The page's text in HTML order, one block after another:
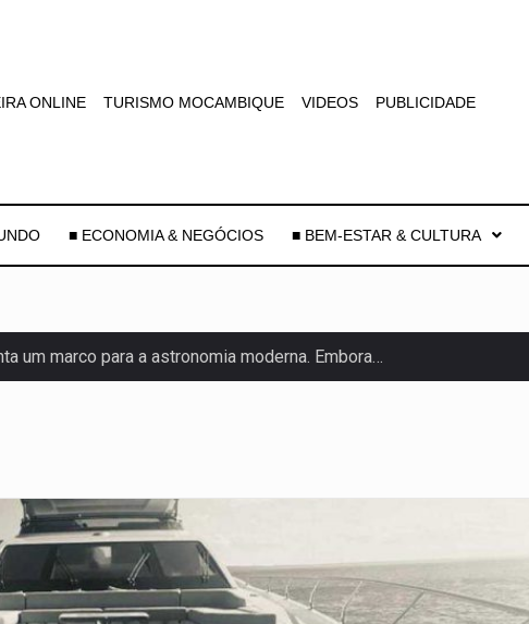
ONLINE TURISMO MOCAMBIQUE VIDEOS PUBLICIDADE
■ ECONOMIA & NEGÓCIOS ■ BEM-ESTAR & CULTURA
um marco para a astronomia moderna. Embora…
de saúde da Faixa de…
envolveu a residência de Sam…
da província de Ituri, tornou-se…
de um dos processos mais…